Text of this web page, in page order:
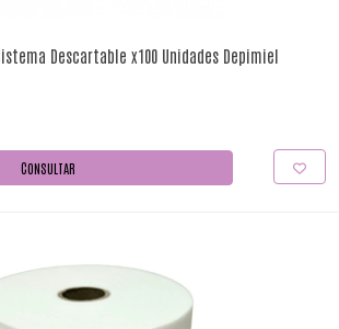
Descartable x100 Unidades Depimiel
CONSULTAR